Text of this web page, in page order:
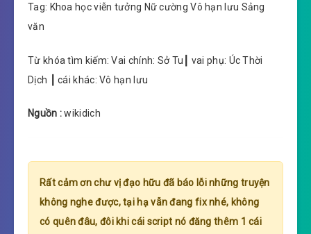
Tag: Khoa học viễn tưởng Nữ cường Vô hạn lưu Sảng
văn
Từ khóa tìm kiếm: Vai chính: Sở Tu┃ vai phụ: Úc Thời
Dịch ┃ cái khác: Vô hạn lưu
Nguồn :wikidich
Rất cảm ơn chư vị đạo hữu đã báo lỗi những truyện
không nghe được, tại hạ vẫn đang fix nhé, không
có quên đâu, đôi khi cái script nó đăng thêm 1 cái